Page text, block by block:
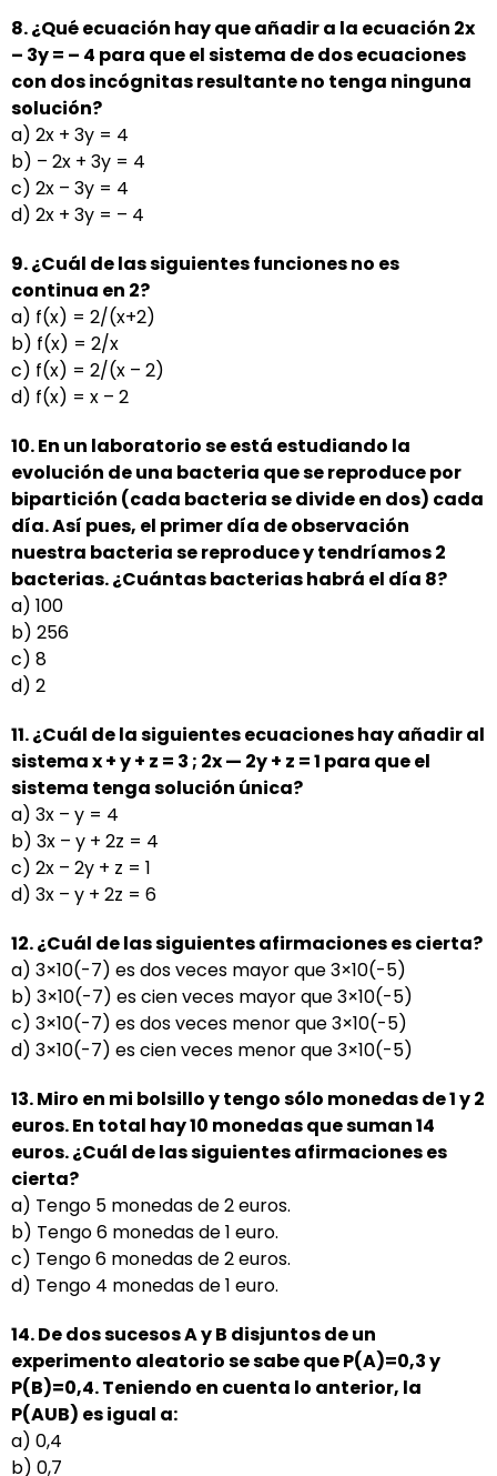
8. ¿Qué ecuación hay que añadir a la ecuación 2x
– 3y = – 4 para que el sistema de dos ecuaciones
con dos incógnitas resultante no tenga ninguna
solución?
a) 2x + 3y = 4
b) – 2x + 3y = 4
c) 2x – 3y = 4
d) 2x + 3y = – 4
9. ¿Cuál de las siguientes funciones no es
continua en 2?
a) f(x) = 2/(x+2)
b) f(x) = 2/x
c) f(x) = 2/(x – 2)
d) f(x) = x – 2
10. En un laboratorio se está estudiando la
evolución de una bacteria que se reproduce por
bipartición (cada bacteria se divide en dos) cada
día. Así pues, el primer día de observación
nuestra bacteria sereproduce y tendríamos 2
bacterias. ¿Cuántas bacterias habrá el día 8?
a) 100
b) 256
c) 8
d) 2
11. ¿Cuál de la siguientes ecuaciones hay añadir al
sistema x + y + z = 3 ; 2x — 2y + z = 1 para que el
sistema tenga solución única?
a) 3x – y = 4
b) 3x – y + 2z = 4
c) 2x – 2y + z = 1
d) 3x – y + 2z = 6
12. ¿Cuál de las siguientes afirmaciones es cierta?
a) 3×10(-7) es dos veces mayor que 3×10(-5)
b) 3×10(-7) es cien veces mayor que 3×10(-5)
c) 3×10(-7) es dos veces menor que 3×10(-5)
d) 3×10(-7) es cien veces menor que 3×10(-5)
13. Miro en mi bolsillo y tengo sólo monedas de 1 y 2
euros. En total hay 10 monedas que suman 14
euros. ¿Cuál de las siguientes afirmaciones es
cierta?
a) Tengo 5 monedas de 2 euros.
b) Tengo 6 monedas de 1 euro.
c) Tengo 6 monedas de 2 euros.
d) Tengo 4 monedas de 1 euro.
14. De dos sucesos A y B disjuntos de un
experimento aleatorio se sabe que P(A)=0,3 y
P(B)=0,4.Teniendo en cuenta lo anterior, la
P(AUB) es igual a:
a) 0,4
b) 0,7